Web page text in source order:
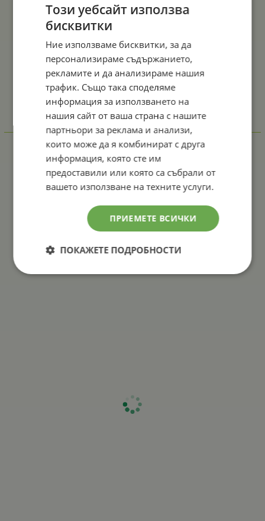
Отзиви към продукт
КОМЕНТИРАЙ
Този уебсайт използва
бисквитки
Ние използваме бисквитки, за да
персонализираме съдържанието,
рекламите и да анализираме нашия
трафик. Също така споделяме
информация за използването на
нашия сайт от ваша страна с нашите
партньори за реклама и анализи,
които може да я комбинират с друга
информация, която сте им
предоставили или която са събрали от
вашето използване на техните услуги.
ПРИЕМЕТЕ ВСИЧКИ
ПОКАЖЕТЕ ПОДРОБНОСТИ